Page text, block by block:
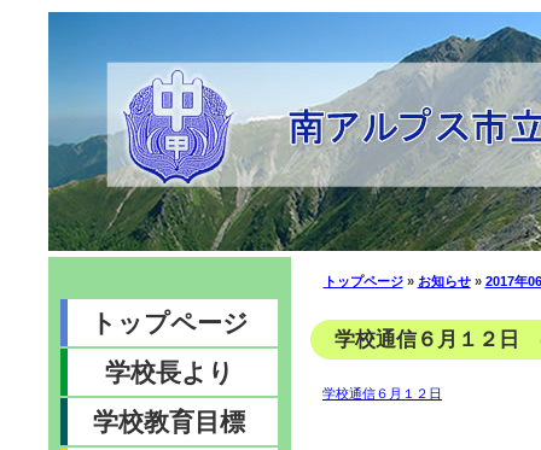
トップページ
学校長より
学校教育目標
トップページ» お知らせ» 2017年
学校通信６月１２日
学校通信６月１２日